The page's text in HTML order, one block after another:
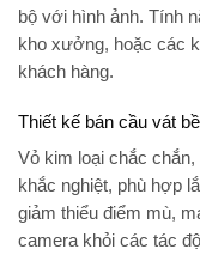
bộ với hình ảnh. Tính
kho xưởng, hoặc các
khách hàng.
Thiết kế bán cầu vát
Vỏ kim loại chắc chắn,
khắc nghiệt, phù hợp
giảm thiểu điểm mù,
camera khỏi các tác